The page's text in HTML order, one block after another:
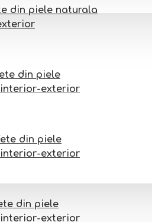
la favorite
din piele naturala
din piele
exterior
din piele
exterior
din piele
exterior
din piele naturala Arisori